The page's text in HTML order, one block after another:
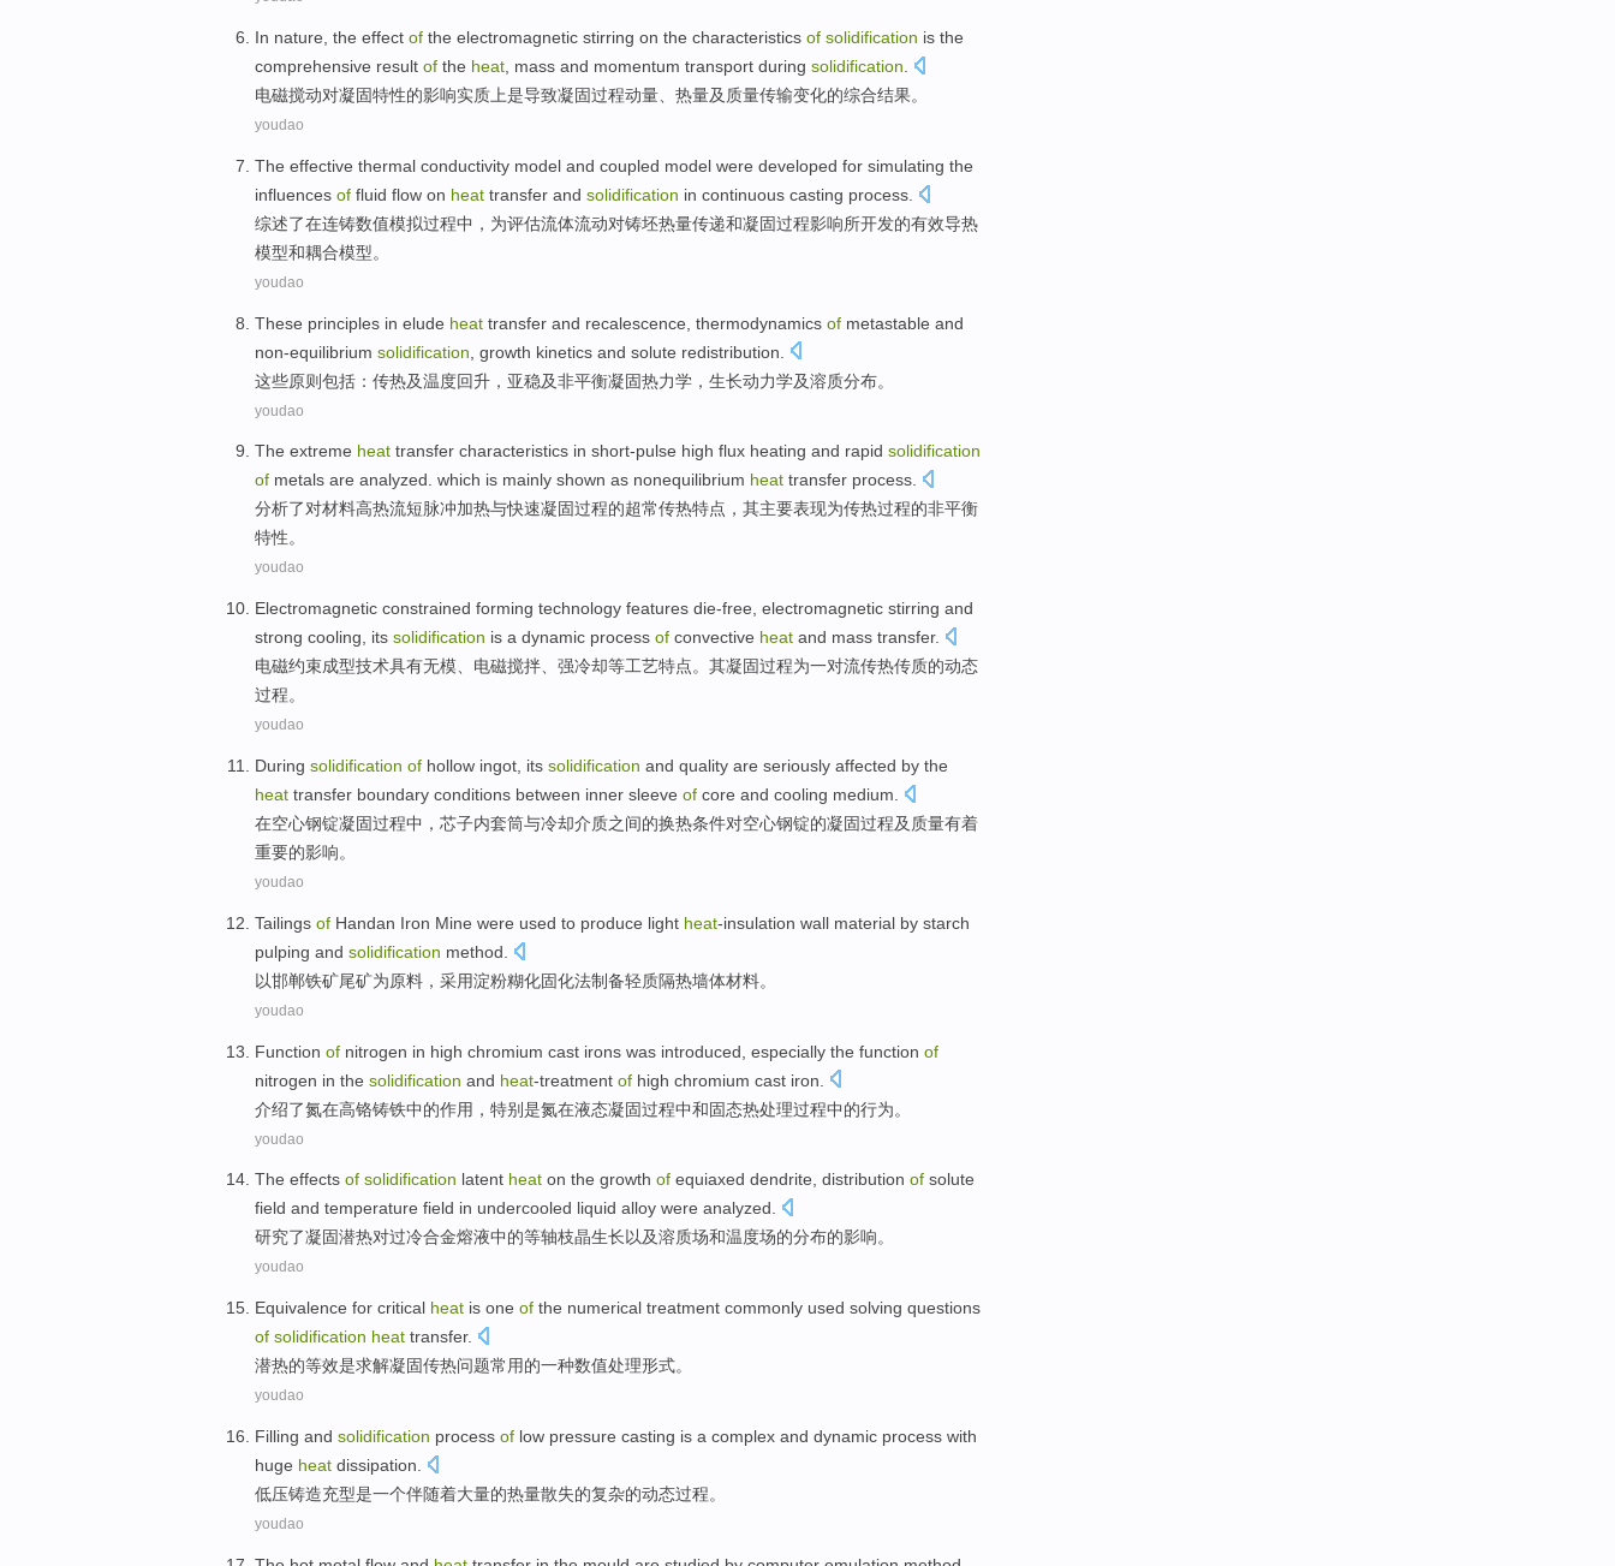
In nature, the effect of the electromagnetic stirring on the characteristics of solidification is the
comprehensive result of the heat mass and momentum transport during solidification
电磁搅动对凝固特性的影响实质上是导致凝固过程动量 热量及 质量传输变化的综合结果。
youdao
The effective thermal conductivity model and coupled model were developed for simulating the
influences of fluid flow on heat transfer and solidification in continuous casting process
综述了在连铸数值模拟过程中， 为评估流体流动对铸坯热量传递和凝固过程影响所开发的有效导热
模型和耦合模型。
youdao
These principles in elude heat transfer and recalescence thermodynamics of metastable and
non-equilibrium solidification growth kinetics and solute redistribution.
这些原则包括： 传热及温度回升 ， 亚稳及非平衡凝固热力学 ， 生长动力学及溶质分布。
youdao
The extreme heat transfer characteristics in short-pulse high flux heating and rapid solidification
of metals are analyzed. which is mainly shown as nonequilibrium heat transfer process.
分析了对材料高热流短脉冲加热与快速凝固过程的超常传热特点 ， 其主要表现为传热过程的非平衡
特性。
youdao
Electromagnetic constrained forming technology features die-free , electromagnetic stirring and
strong cooling its solidification is a dynamic process of convective heat and mass transfer.
电磁约束成型技术具有无模 、电磁搅拌 强冷却等工艺特点。 其凝固过程为一对流传热传质的动态
过程。
youdao
During solidification of hollow ingot , its solidification and quality are seriously affected by the
heat transfer boundary conditions between inner sleeve of core and cooling medium
在空心钢锭凝固过程中，芯子内套筒与冷却介质之间的换热条件对空心钢锭的凝固过程及 质量有着
重要的影响。
youdao
Tailings of Handan Iron Mine were used to produce light heat-insulation wall material by starch
pulping and solidification method.
以邯郸铁矿尾矿为原料 ， 采用淀粉糊化固化法制备轻质隔热墙体材料。
youdao
Function of nitrogen in high chromium cast irons was introduced especially the function of
nitrogen in the solidification and heat-treatment of high chromium cast iron.
介绍了氮在高铬铸铁中的作用 ， 特别是氮在液态凝固过程中和固态热处理过程中的行为。
youdao
The effects of solidification latent heat on the growth of equiaxed dendrite, distribution of solute
field and temperature field in undercooled liquid alloy were analyzed.
研究了凝固潜热对过冷合金熔液中的等轴枝晶生长以及溶质场和温度场的分布的影响。
youdao
Equivalence for critical heat is one of the numerical treatment commonly used solving questions
of solidification heat transfer.
潜热的等效是求解凝固传热问题常用的一种数值处理形式。
youdao
Filling and solidification process of low pressure casting is a complex and dynamic process with
huge heat dissipation
低压铸造充型是一个伴随着大量的热量散失的复杂的动态过程。
youdao